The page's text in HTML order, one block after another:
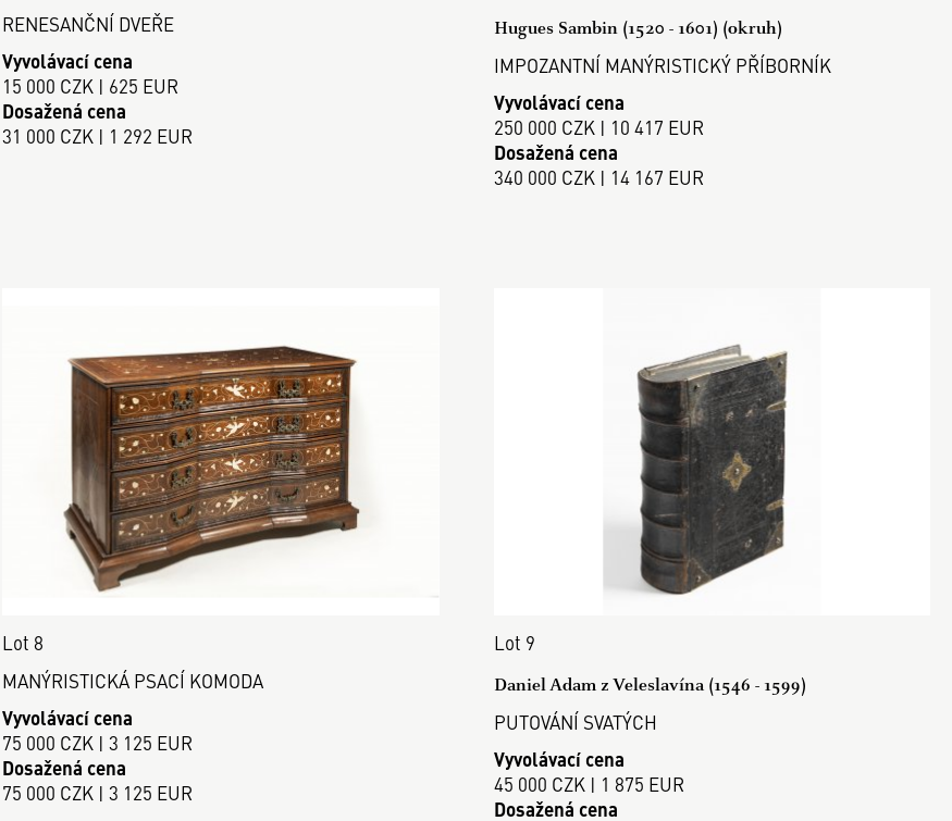
RENESANČNÍ DVEŘE
Vyvolávací cena
15 000 CZK | 625 EUR
Dosažená cena
31 000 CZK | 1 292 EUR
Hugues Sambin (1520 - 1601) (okruh)
IMPOZANTNÍ MANÝRISTICKÝ PŘÍBORNÍK
Vyvolávací cena
250 000 CZK | 10 417 EUR
Dosažená cena
340 000 CZK | 14 167 EUR
Lot 8
MANÝRISTICKÁ PSACÍ KOMODA
Vyvolávací cena
75 000 CZK | 3 125 EUR
Dosažená cena
75 000 CZK | 3 125 EUR
Lot 9
Daniel Adam z Veleslavína (1546 - 1599)
PUTOVÁNÍ SVATÝCH
Vyvolávací cena
45 000 CZK | 1 875 EUR
Dosažená cena